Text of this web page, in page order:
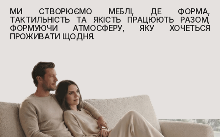
МИ СТВОРЮЄМО МЕБЛІ, ДЕ ФОРМА,
ТАКТИЛЬНІСТЬ ТА ЯКІСТЬ ПРАЦЮЮТЬ РАЗОМ,
ФОРМУЮЧИ АТМОСФЕРУ, ЯКУ ХОЧЕТЬСЯ
ПРОЖИВАТИ ЩОДНЯ.